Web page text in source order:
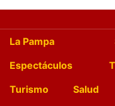
La Pampa
Espectáculos
Turismo
Salud